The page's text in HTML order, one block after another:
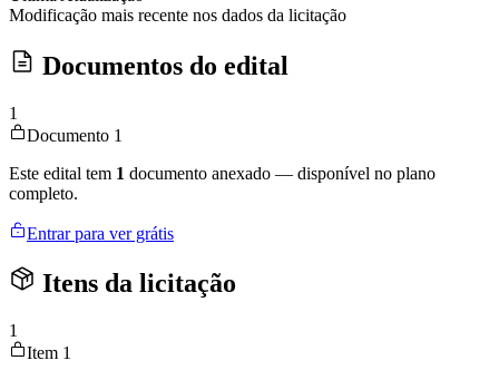
Modificação mais recente nos dados da licitação
Documentos do edital
1
Documento 1
Este edital tem 1 documento anexado — disponível no plano
completo.
Entrar para ver grátis
Itens da licitação
1
Item 1